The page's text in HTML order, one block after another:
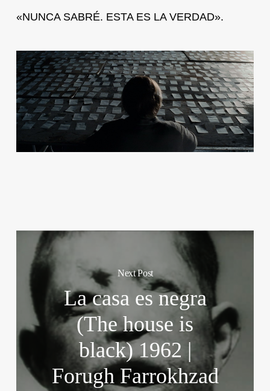
«NUNCA SABRÉ. ESTA ES LA VERDAD».
Next Post
La casa es negra
(The house is
black) 1962 |
Forugh Farrokhzad